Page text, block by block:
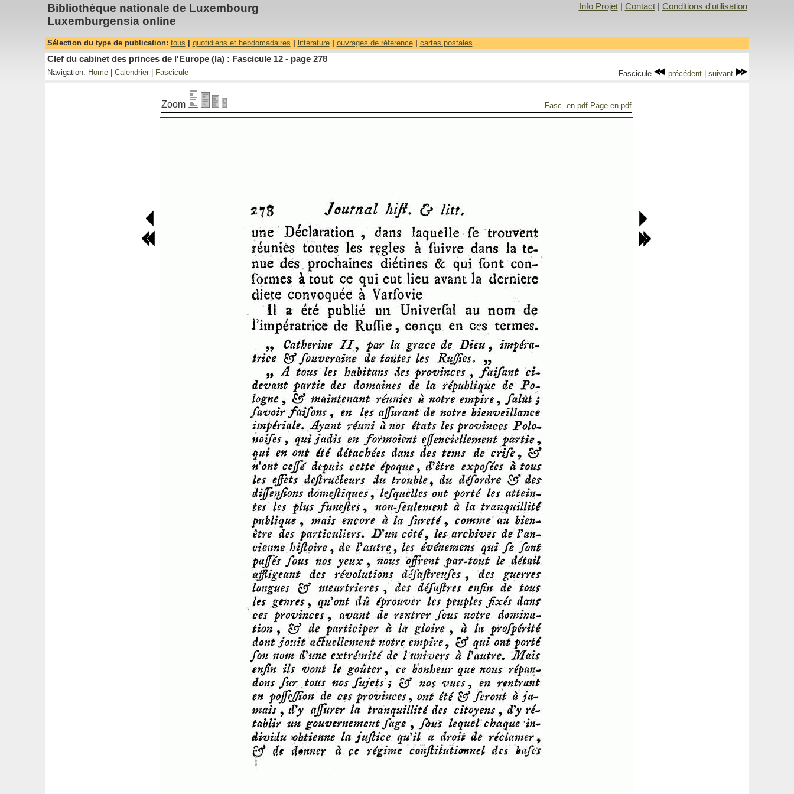
Bibliothèque nationale de Luxembourg
Luxemburgensia online
Info Projet| Contact| Conditions d'utilisation
Sélection du type de publication: tous quotidiens et hebdomadaires littérature| ouvrages de référence| cartes postales
Clef du cabinet des princes de l'Europe (la) : Fascicule 12 - page 278
Navigation: Home| Calendrier| Fascicule Fascicule précédent| suivant
Zoom Fasc. en pdf Page en pdf